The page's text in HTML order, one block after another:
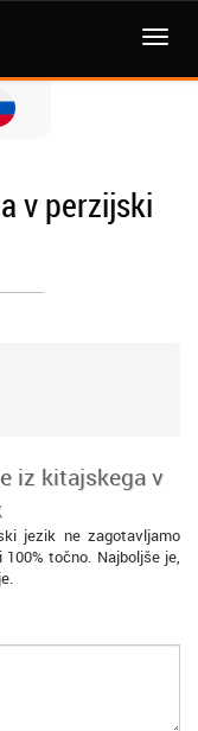
MENI
v perzijski
iz kitajskega v
jezik ne zagotavljamo
točno. Najboljše je,